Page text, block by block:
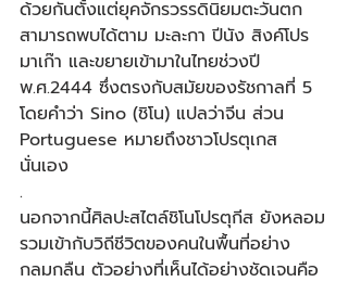
ด้วยกันตั้งแต่ยุคจักรวรรดินิยมตะวันตก
สามารถพบได้ตาม มะละกา ปีนัง สิงค์โปร
มาเก๊า และขยายเข้ามาในไทยช่วงปี
พ.ศ.2444 ซึ่งตรงกับสมัยของรัชกาลที่ 5
โดยคำว่า Sino (ชิโน) แปลว่าจีน ส่วน
Portuguese หมายถึงชาวโปรตุเกส
นั่นเอง
.
นอกจากนี้ศิลปะสไตล์ชิโนโปรตุกีส ยังหลอม
รวมเข้ากับวิถีชีวิตของคนในพื้นที่อย่าง
กลมกลืน ตัวอย่างที่เห็นได้อย่างชัดเจนคือ